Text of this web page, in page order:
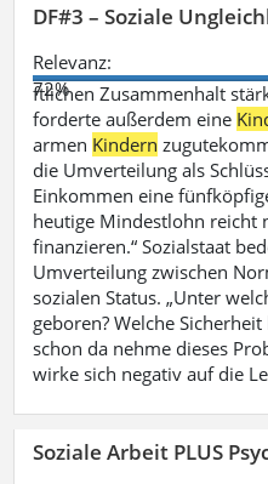
DF#3 – Soziale
Relevanz:
72%
ftlichen Zusammenhalt
forderte außerdem eine
armen Kindern
die Umverteilung als
Einkommen eine
heutige Mindestlohn reicht
finanzieren.“ Sozialstaat
Umverteilung zwischen
sozialen Status. „Unter
geboren? Welche
schon da nehme dieses
wirke sich negativ auf die
Soziale Arbeit PLUS